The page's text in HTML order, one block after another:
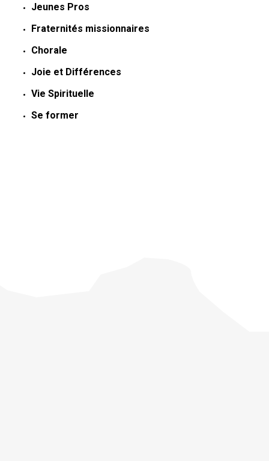
Jeunes Pros
Fraternités missionnaires
Chorale
Joie et Différences
Vie Spirituelle
Se former